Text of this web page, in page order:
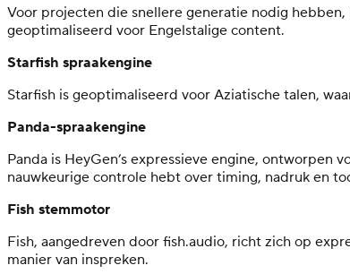
Voor projecten die snellere generatie nodig
geoptimaliseerd voor Engelstalige content.
Starfish spraakengine
Starfish is geoptimaliseerd voor Aziatische talen,
Panda-spraakengine
Panda is HeyGen’s expressieve engine,
nauwkeurige controle hebt over timing, nadruk en
Fish stemmotor
Fish, aangedreven door fish.audio, richt zich op
manier van inspreken.